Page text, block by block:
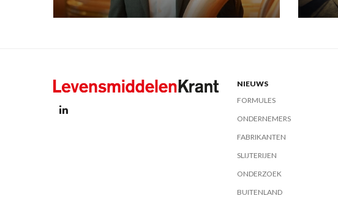
NIEUWS
FORMULES
ONDERNEMERS
FABRIKANTEN
SLIJTERIJEN
ONDERZOEK
BUITENLAND